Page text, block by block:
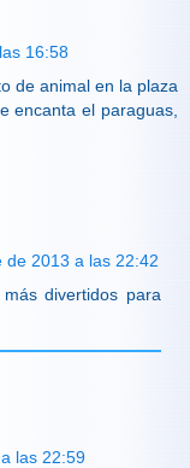
16:58
de animal en la plaza
encanta el paraguas,
de 2013 a las 22:42
divertidos para
las 22:59